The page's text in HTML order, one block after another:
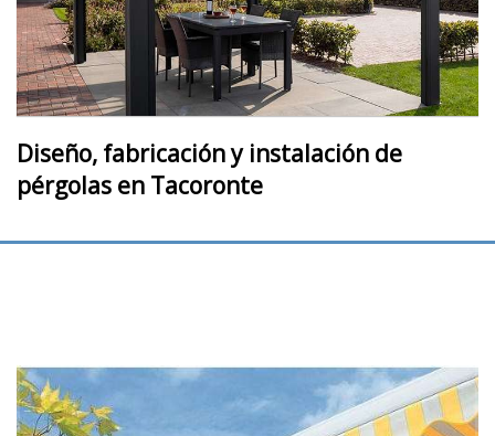
Diseño, fabricación y instalación de
pérgolas en Tacoronte